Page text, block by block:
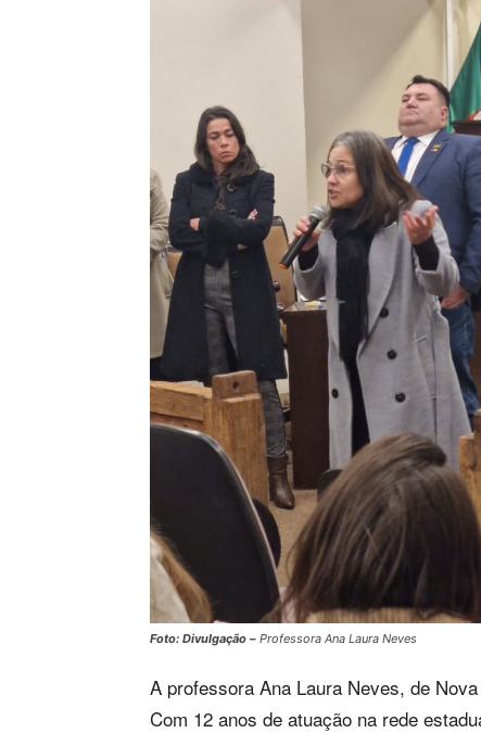
Foto: Divulgação – Professora Ana Laura Neves
A professora Ana Laura Neves, de
Com 12 anos de atuação na rede